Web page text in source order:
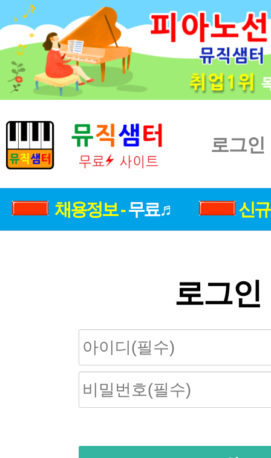
로그인
채용정보 -무료♬ 신
로그인